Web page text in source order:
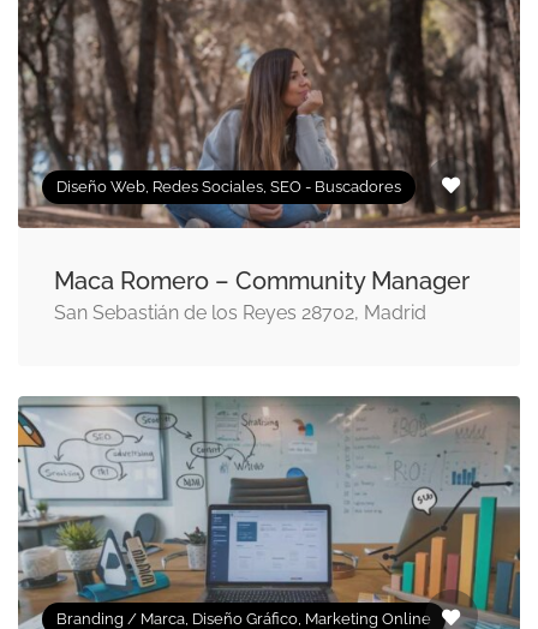
Diseño Web, Redes Sociales, SEO - Buscadores
Maca Romero – Community Manager
San Sebastián de los Reyes 28702, Madrid
Branding / Marca, Diseño Gráfico, Marketing Online